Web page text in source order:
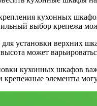
кухонных
выбор крепежа
установки верхних
может
кухонных шкафов
крепежные элементы